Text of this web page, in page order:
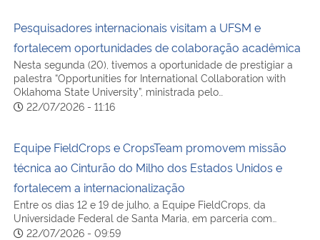
Banco Central do Brasil
Planalto
Pesquisadores internacionais visitam a UFSM e
fortalecem oportunidades de colaboração acadêmica
Nesta segunda (20), tivemos a oportunidade de prestigiar a
palestra “Opportunities for International Collaboration with
Oklahoma State University”, ministrada pelo…
22/07/2026 - 11:16
Equipe FieldCrops e CropsTeam promovem missão
técnica ao Cinturão do Milho dos Estados Unidos e
fortalecem a internacionalização
Entre os dias 12 e 19 de julho, a Equipe FieldCrops, da
Universidade Federal de Santa Maria, em parceria com…
22/07/2026 - 09:59